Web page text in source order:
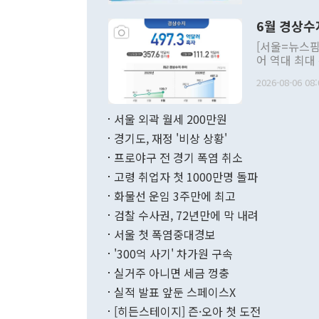
주의적 희망
관의 대북
관 부처 장
관의 무리한
다. [정동영 통일부 장관이 지난달 23일 오후 서울 종로구 정부서울청사에
무너졌다고
함께 4자 대
"우리의 선
6월 경상
[서울=뉴스
어 역대 최
료=한국은행] 한국은행이 6일 발표한 '2026년 6월 국제수지(잠정)'
며 월간 기
196.9% 급
수출은
기록했지만
2026-08-06
서울 외곽 월세 200만원
경기도, 재정 '비상 상황'
프로야구 전 경기 폭염 취소
고령 취업자 첫 1000만명 돌파
화물선 운임 3주만에 최고
검찰 수사권, 72년만에 막 내려
서울 첫 폭염중대경보
'300억 사기' 차가원 구속
실거주 아니면 세금 껑충
실적 발표 앞둔 스페이스X
[히든스테이지] 즌·오아 첫 도전